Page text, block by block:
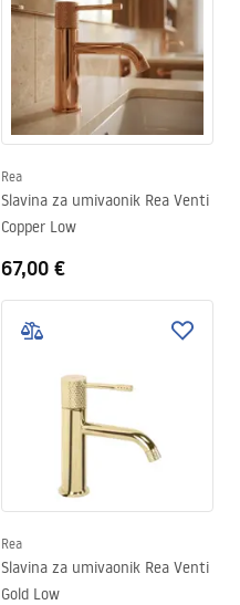
Rea
Slavina za umivaonik Rea Venti
Copper Low
67,00 €
Rea
Slavina za umivaonik Rea Venti
Gold Low